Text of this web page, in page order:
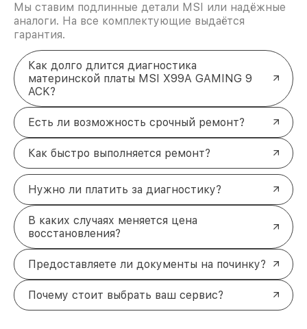
Мы ставим подлинные детали MSI или надёжные
аналоги. На все комплектующие выдаётся
гарантия.
Как долго длится диагностика
материнской платы MSI X99A GAMING 9
ACK?
Есть ли возможность срочный ремонт?
Как быстро выполняется ремонт?
Нужно ли платить за диагностику?
В каких случаях меняется цена
восстановления?
Предоставляете ли документы на починку?
Почему стоит выбрать ваш сервис?